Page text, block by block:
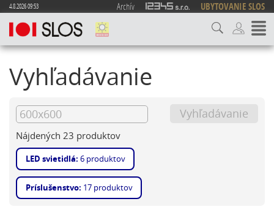
4.8.2026 09:53 Archív UBYTOVANIE SLOS
Vyhľadávanie
Nájdených 23 produktov
LED svietidlá: 6 produktov
Príslušenstvo: 17 produktov